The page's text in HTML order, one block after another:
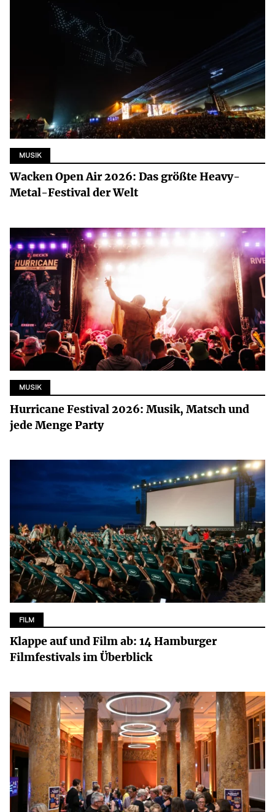
MUSIK
Wacken Open Air 2026: Das größte Heavy-
Metal-Festival der Welt
MUSIK
Hurricane Festival 2026: Musik, Matsch und
jede Menge Party
FILM
Klappe auf und Film ab: 14 Hamburger
Filmfestivals im Überblick